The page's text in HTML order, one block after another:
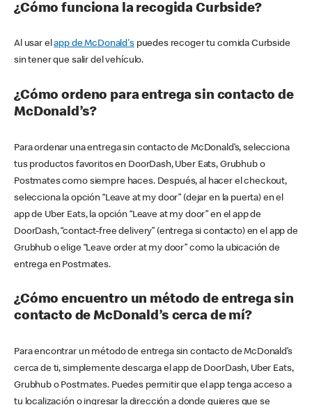
¿Cómo funciona la recogida Curbside?
Al usar elapp de McDonald'spuedes recoger tu comida Curbside
sin tener que salir del vehículo.
¿Cómo ordeno para entrega sin contacto de
McDonald’s?
Para ordenar una entrega sin contacto de McDonald’s, selecciona
tus productos favoritos en DoorDash, Uber Eats, Grubhub o
Postmates como siempre haces. Después, al hacer el checkout,
selecciona la opción “Leave at my door” (dejar en la puerta) en el
app de Uber Eats, la opción “Leave at my door” en el app de
DoorDash, “contact-free delivery” (entrega si contacto) en el app de
Grubhub o elige “Leave order at my door” como la ubicación de
entrega en Postmates.
¿Cómo encuentro un método de entrega sin
contacto de McDonald’s cerca de mí?
Para encontrar un método de entrega sin contacto de McDonald’s
cerca de ti, simplemente descarga el app de DoorDash, Uber Eats,
Grubhub o Postmates. Puedes permitir que el app tenga acceso a
tu localización o ingresar la dirección a donde quieres que se